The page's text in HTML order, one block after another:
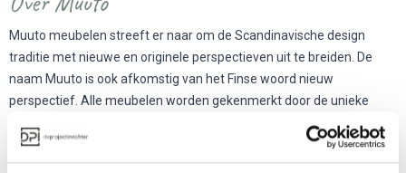
Muuto meubelen streeft er naar om de Scandinavische design
traditie met nieuwe en originele perspectieven uit te breiden. De
naam Muuto is ook afkomstig van het Finse woord nieuw
perspectief. Alle meubelen worden gekenmerkt door de unieke